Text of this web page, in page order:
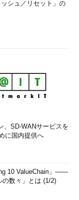
シュ／リセット」の
、SD-WANサービスを
に国内提供へ
10 ValueChain」――
の数々」とは (1/2)